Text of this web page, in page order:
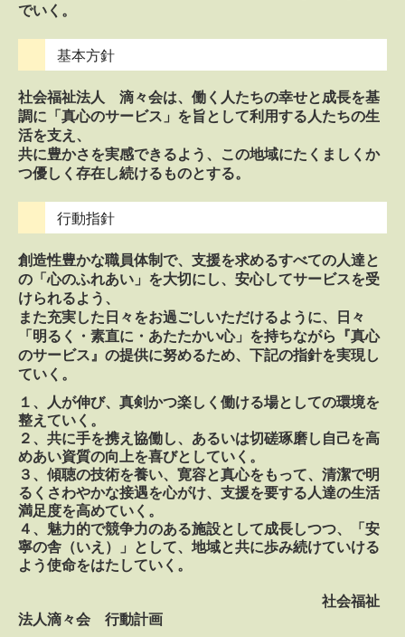
でいく。
基本方針
社会福祉法人 滴々会は、働く人たちの幸せと成長を基
調に「真心のサービス」を旨として利用する人たちの生
活を支え、
共に豊かさを実感できるよう、この地域にたくましくか
つ優しく存在し続けるものとする。
行動指針
創造性豊かな職員体制で、支援を求めるすべての人達と
の「心のふれあい」を大切にし、安心してサービスを受
けられるよう、
また充実した日々をお過ごしいただけるように、日々
「明るく・素直に・あたたかい心」を持ちながら『真心
のサービス』の提供に努めるため、下記の指針を実現し
ていく。
１、人が伸び、真剣かつ楽しく働ける場としての環境を
整えていく。
２、共に手を携え協働し、あるいは切磋琢磨し自己を高
めあい資質の向上を喜びとしていく。
３、傾聴の技術を養い、寛容と真心をもって、清潔で明
るくさわやかな接遇を心がけ、支援を要する人達の生活
満足度を高めていく。
４、魅力的で競争力のある施設として成長しつつ、「安
寧の舎（いえ）」として、地域と共に歩み続けていける
よう使命をはたしていく。
社会福祉
法人滴々会 行動計画